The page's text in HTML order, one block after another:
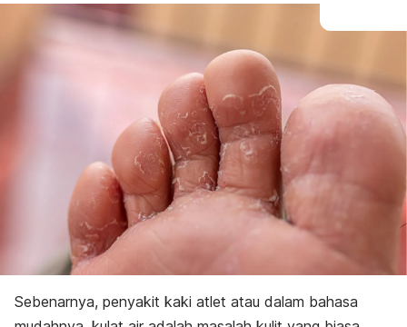
Sebenarnya, penyakit kaki atlet atau dalam bahasa